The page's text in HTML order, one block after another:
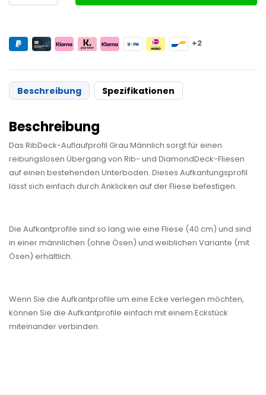
+2
Beschreibung Spezifikationen
Beschreibung
Das RibDeck-Auflaufprofil Grau Männlich sorgt für einen
reibungslosen Übergang von Rib- und DiamondDeck-Fliesen
auf einen bestehenden Unterboden. Dieses Aufkantungsprofil
lässt sich einfach durch Anklicken auf der Fliese befestigen.
Die Aufkantprofile sind so lang wie eine Fliese (40 cm) und sind
in einer männlichen (ohne Ösen) und weiblichen Variante (mit
Ösen) erhältlich.
Wenn Sie die Aufkantprofile um eine Ecke verlegen möchten,
können Sie die Aufkantprofile einfach mit einem Eckstück
miteinander verbinden.